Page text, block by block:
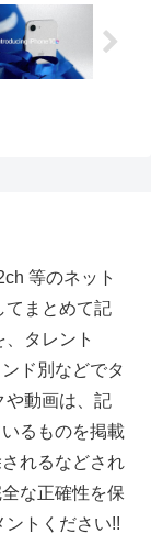
等のネット
てまとめて記
タレント
ド別などでタ
や動画は、記
るものを掲載
れるなどされ
な正確性を保
トください!!